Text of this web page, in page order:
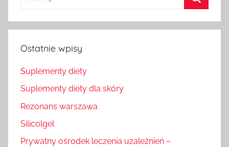
Ostatnie wpisy
Suplementy diety
Suplementy diety dla skóry
Rezonans warszawa
Silicolgel
Prywatny ośrodek leczenia uzależnień –